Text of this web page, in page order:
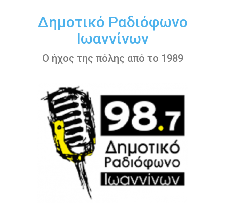
περιεχόμενοΔημοτικό Ραδιόφωνο
Ιωαννίνων
Ο ήχος της πόλης από το 1989